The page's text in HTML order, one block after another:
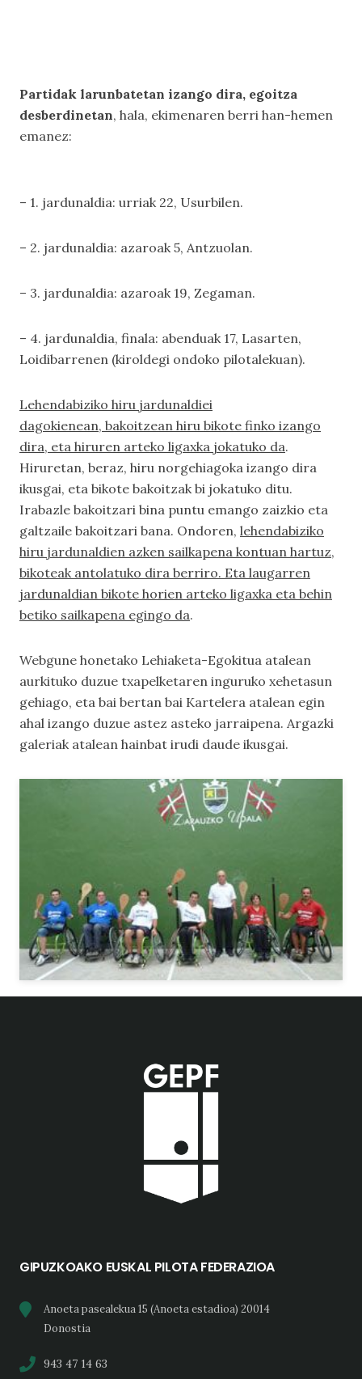
Partidak larunbatetan izango dira, egoitza
desberdinetan, hala, ekimenaren berri han-hemen
emanez:
– 1. jardunaldia: urriak 22, Usurbilen.
– 2. jardunaldia: azaroak 5, Antzuolan.
– 3. jardunaldia: azaroak 19, Zegaman.
– 4. jardunaldia, finala: abenduak 17, Lasarten,
Loidibarrenen (kiroldegi ondoko pilotalekuan).
Lehendabiziko hiru jardunaldiei
dagokienean, bakoitzean hiru bikote finko izango
dira, eta hiruren arteko ligaxka jokatuko da.
Hiruretan, beraz, hiru norgehiagoka izango dira
ikusgai, eta bikote bakoitzak bi jokatuko ditu.
Irabazle bakoitzari bina puntu emango zaizkio eta
galtzaile bakoitzari bana. Ondoren, lehendabiziko
hiru jardunaldien azken sailkapena kontuan hartuz,
bikoteak antolatuko dira berriro. Eta laugarren
jardunaldian bikote horien arteko ligaxka eta behin
betiko sailkapena egingo da.
Webgune honetako Lehiaketa-Egokitua atalean
aurkituko duzue txapelketaren inguruko xehetasun
gehiago, eta bai bertan bai Kartelera atalean egin
ahal izango duzue astez asteko jarraipena. Argazki
galeriak atalean hainbat irudi daude ikusgai.
GIPUZKOAKO EUSKAL PILOTA FEDERAZIOA
Anoeta pasealekua 15 (Anoeta estadioa) 20014
Donostia
943 47 14 63